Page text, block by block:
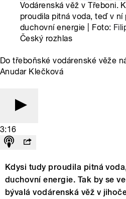
Vodárenská věž v Třeboni.
proudila pitná voda, teď v ní
duchovní energie | Foto:
Český rozhlas
Do třeboňské vodárenské věže
Anudar Klečková
3:16
Kdysi tudy proudila pitná
duchovní energie. Tak by se
bývalá vodárenská věž v